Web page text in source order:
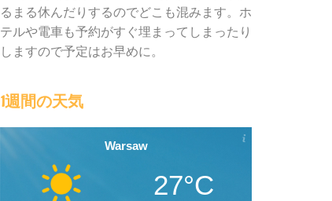
るまる休んだりするのでどこも混みます。ホ
テルや電車も予約がすぐ埋まってしまったり
しますので予定はお早めに。
1週間の天気
Warsaw
27°C